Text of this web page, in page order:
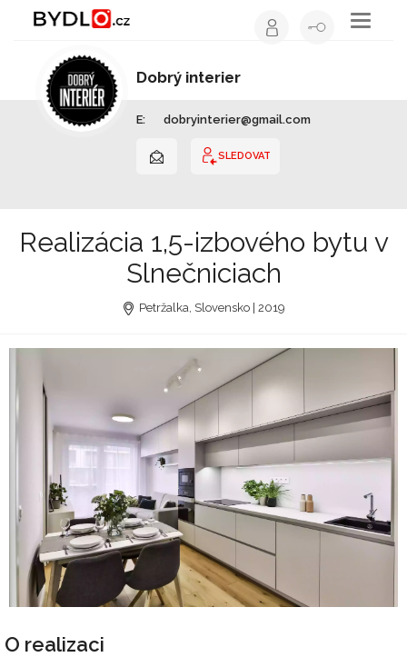
Toggle
Dobrý interier
E: dobryinterier@gmail.com
SLEDOVAT
Realizácia 1,5-izbového bytu v
Slnečniciach
Petržalka, Slovensko | 2019
O realizaci